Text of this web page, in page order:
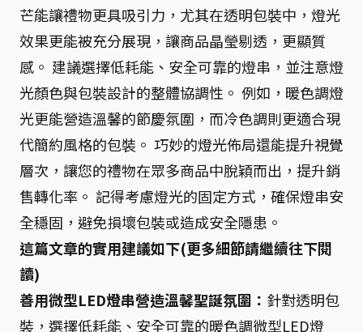
芒能讓禮物更具吸引力，尤其在透明包裝中，燈光
效果更能被充分展現，讓商品晶瑩剔透，更顯質
感。 建議選擇低耗能、安全可靠的燈串，並注意燈
光顏色與包裝設計的整體協調性。 例如，暖色調燈
光更能營造溫馨的節慶氛圍，而冷色調則更適合現
代簡約風格的包裝。 巧妙的燈光佈局還能提升視覺
層次，讓您的禮物在眾多商品中脫穎而出，提升銷
售轉化率。 記得考慮燈光的固定方式，確保燈串安
全穩固，避免損壞包裝或造成安全隱患。
這篇文章的實用建議如下(更多細節請繼續往下閱
讀)
善用微型LED燈串營造溫馨聖誕氛圍： 針對透明包
裝，選擇低耗能、安全可靠的暖色調微型LED燈